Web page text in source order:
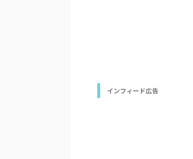
インフィード広告